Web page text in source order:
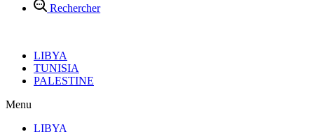
Rechercher
LIBYA
TUNISIA
PALESTINE
Menu
LIBYA